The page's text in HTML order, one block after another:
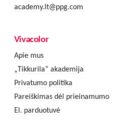
academy.lt@ppg.com
Vivacolor
Apie mus
„Tikkurila“ akademija
Privatumo politika
Pareiškimas dėl prieinamumo
El. parduotuvė